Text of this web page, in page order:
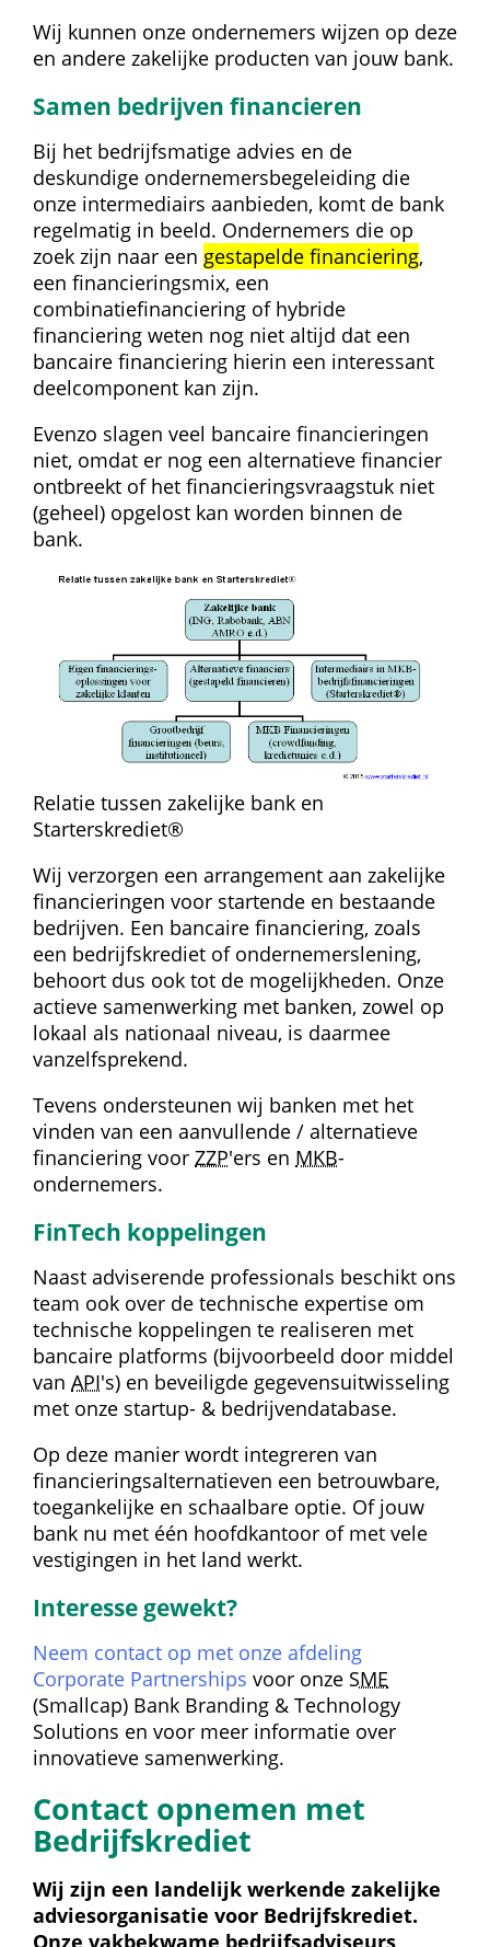
Wij kunnen onze ondernemers wijzen op deze
en andere zakelijke producten van jouw bank.
Samen bedrijven financieren
Bij het bedrijfsmatige advies en de
deskundige ondernemers­begeleiding die
onze intermediairs aanbieden, komt de bank
regelmatig in beeld. Ondernemers die op
zoek zijn naar een gestapelde financiering,
een financieringsmix, een
combinatiefinanciering of hybride
financiering weten nog niet altijd dat een
bancaire financiering hierin een interessant
deelcomponent kan zijn.
Evenzo slagen veel bancaire financieringen
niet, omdat er nog een alternatieve financier
ontbreekt of het financierings­vraagstuk niet
(geheel) opgelost kan worden binnen de
bank.
Relatie tussen zakelijke bank en
Starterskrediet®
Wij verzorgen een arrangement aan zakelijke
financieringen voor startende en bestaande
bedrijven. Een bancaire financiering, zoals
een bedrijfskrediet of ondernemerslening,
behoort dus ook tot de mogelijkheden. Onze
actieve samenwerking met banken, zowel op
lokaal als nationaal niveau, is daarmee
vanzelfsprekend.
Tevens ondersteunen wij banken met het
vinden van een aanvullende / alternatieve
financiering voor ZZP'ers en MKB-
ondernemers.
FinTech koppelingen
Naast adviserende professionals beschikt ons
team ook over de technische expertise om
technische koppelingen te realiseren met
bancaire platforms (bijvoorbeeld door middel
van API's) en beveiligde gegevens­uitwisseling
met onze startup- & bedrijvendatabase.
Op deze manier wordt integreren van
financierings­alternatieven een betrouwbare,
toegankelijke en schaalbare optie. Of jouw
bank nu met één hoofdkantoor of met vele
vestigingen in het land werkt.
Interesse gewekt?
Neem contact op met onze afdeling
Corporate Partnerships voor onze SME
(Smallcap) Bank Branding & Technology
Solutions en voor meer informatie over
innovatieve samenwerking.
Contact opnemen met
Bedrijfskrediet
Wij zijn een landelijk werkende zakelijke
adviesorganisatie voor Bedrijfskrediet.
Onze vakbekwame bedrijfsadviseurs